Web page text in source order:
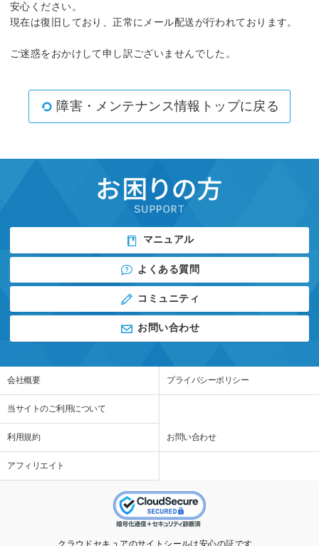
安心ください。
現在は復旧しており、正常にメール配送が行われております。
ご迷惑をおかけして申し訳ございませんでした。
障害・メンテナンス情報トップに戻る
マニュアル
よくある質問
コミュニティ
お問い合わせ
会社概要 プライバシーポリシー
当サイトのご利用について
利用規約 お問い合わせ
アフィリエイト
クラウドセキュアのサイトシールは安心の証です。